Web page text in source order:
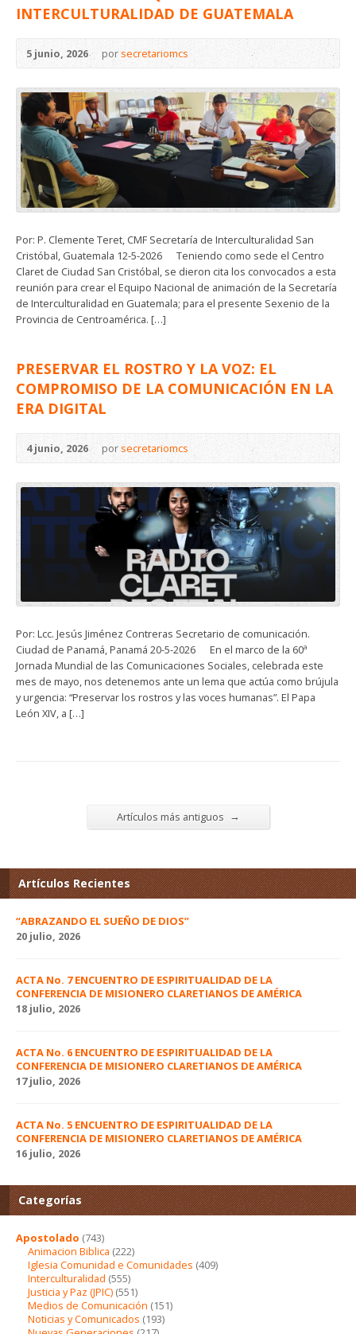
INTERCULTURALIDAD DE GUATEMALA
5 junio, 2026 porsecretariomcs
Por: P. Clemente Teret, CMF Secretaría de Interculturalidad San
Cristóbal, Guatemala 12-5-2026 Teniendo como sede el Centro
Claret de Ciudad San Cristóbal, se dieron cita los convocados a esta
reunión para crear el Equipo Nacional de animación de la Secretaría
de Interculturalidad en Guatemala; para el presente Sexenio de la
Provincia de Centroamérica. […]
PRESERVAR EL ROSTRO Y LA VOZ: EL
COMPROMISO DE LA COMUNICACIÓN EN LA
ERA DIGITAL
4 junio, 2026 porsecretariomcs
Por: Lcc. Jesús Jiménez Contreras Secretario de comunicación.
Ciudad de Panamá, Panamá 20-5-2026 ​En el marco de la 60ª
Jornada Mundial de las Comunicaciones Sociales, celebrada este
mes de mayo, nos detenemos ante un lema que actúa como brújula
y urgencia: “Preservar los rostros y las voces humanas”. El Papa
León XIV, a […]
Artículos más antiguos →
Artículos Recientes
“ABRAZANDO EL SUEÑO DE DIOS”
20 julio, 2026
ACTA No. 7 ENCUENTRO DE ESPIRITUALIDAD DE LA
CONFERENCIA DE MISIONERO CLARETIANOS DE AMÉRICA
18 julio, 2026
ACTA No. 6 ENCUENTRO DE ESPIRITUALIDAD DE LA
CONFERENCIA DE MISIONERO CLARETIANOS DE AMÉRICA
17 julio, 2026
ACTA No. 5 ENCUENTRO DE ESPIRITUALIDAD DE LA
CONFERENCIA DE MISIONERO CLARETIANOS DE AMÉRICA
16 julio, 2026
Categorías
Apostolado (743)
Animacion Biblica (222)
Iglesia Comunidad e Comunidades (409)
Interculturalidad (555)
Justicia y Paz (JPIC) (551)
Medios de Comunicación (151)
Noticias y Comunicados (193)